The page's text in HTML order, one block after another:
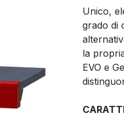
Unico,
grado di
la
EVO e